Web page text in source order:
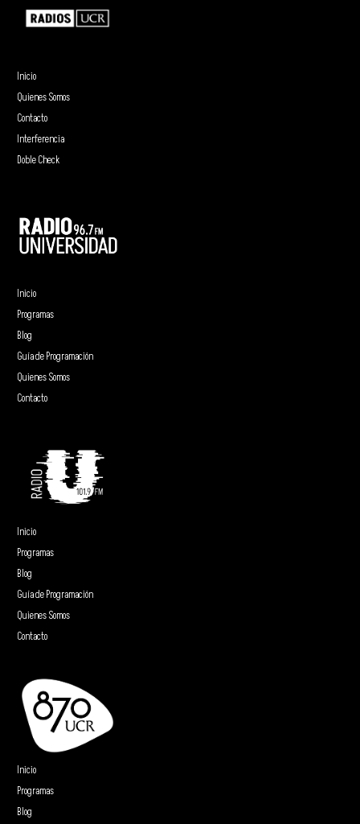
Inicio
Quienes Somos
Contacto
Interferencia
Doble Check
Inicio
Programas
Blog
Guía de Programación
Quienes Somos
Contacto
Inicio
Programas
Blog
Guía de Programación
Quienes Somos
Contacto
Inicio
Programas
Blog